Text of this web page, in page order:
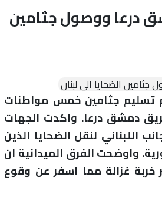
درعا ووصول جثامين
تسليم جثامين خمس مواطنات
دمشق درعا. واكدت الجهات
اللبناني لنقل الضحايا الذين
واوضحت الفرق الميدانية ان
غزالة مما اسفر عن وقوع